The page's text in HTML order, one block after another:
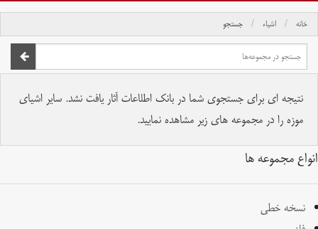
خانه اشیاء جستجو
نتیجه ای برای جستجوی شما در بانک اطلاعات آثار یافت نشد. سایر اشیای
موزه را در مجموعه های زیر مشاهده نمایید.
انواع مجموعه ها
نسخه خطی
تمام حقوق برای موسسه کتابخانه و موزه ملی ملک محفوظ است.